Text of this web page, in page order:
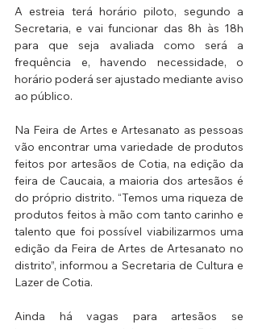
A estreia terá horário piloto, segundo a
Secretaria, e vai funcionar das 8h às 18h
para que seja avaliada como será a
frequência e, havendo necessidade, o
horário poderá ser ajustado mediante aviso
ao público.
Na Feira de Artes e Artesanato as pessoas
vão encontrar uma variedade de produtos
feitos por artesãos de Cotia, na edição da
feira de Caucaia, a maioria dos artesãos é
do próprio distrito. “Temos uma riqueza de
produtos feitos à mão com tanto carinho e
talento que foi possível viabilizarmos uma
edição da Feira de Artes de Artesanato no
distrito”, informou a Secretaria de Cultura e
Lazer de Cotia.
Ainda há vagas para artesãos se